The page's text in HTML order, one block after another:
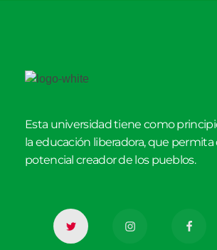
Esta universidad tiene como
la educación liberadora, que permita
potencial creador de los pueblos.